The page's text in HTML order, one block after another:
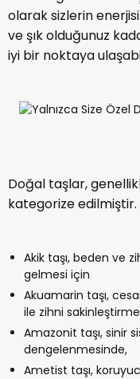
olarak sizlerin
ve şık olduğunuz
iyi bir noktaya
Doğal taşlar,
kategorize edilmiştir.
Akik taşı, beden ve
gelmesi için
Akuamarin taşı,
ile zihni
Amazonit taşı, sinir
dengelenmesinde,
Ametist taşı,